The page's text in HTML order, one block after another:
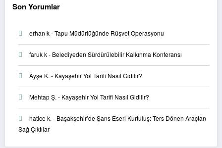
Son Yorumlar
erhan k-Tapu Müdürlüğünde Rüşvet Operasyonu
faruk k- Belediyeden Sürdürülebilir Kalkınma Konferansı
Ayşe K. - Kayaşehir Yol Tarifi Nasıl Gidilir?
Mehtap Ş. - Kayaşehir Yol Tarifi Nasıl Gidilir?
hatice k. - Başakşehir’de Şans Eseri Kurtuluş: Ters Dönen Araçtan
Sağ Çıktılar